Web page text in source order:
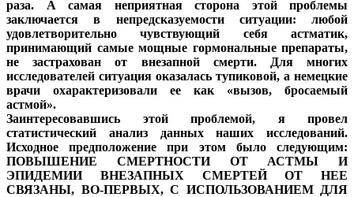
раза. А самая неприятная сторона этой проблемы
заключается в непредсказуемости ситуации: любой
удовлетворительно чувствующий себя астматик,
принимающий самые мощные гормональные препараты,
не застрахован от внезапной смерти. Для многих
исследователей ситуация оказалась тупиковой, а немецкие
врачи охарактеризовали ее как «вызов, бросаемый
астмой».
Заинтересовавшись этой проблемой, я провел
статистический анализ данных наших исследований.
Исходное предположение при этом было следующим:
ПОВЫШЕНИЕ СМЕРТНОСТИ ОТ АСТМЫ И
ЭПИДЕМИИ ВНЕЗАПНЫХ СМЕРТЕЙ ОТ НЕЕ
СВЯЗАНЫ, ВО-ПЕРВЫХ, С ИСПОЛЬЗОВАНИЕМ ДЛЯ